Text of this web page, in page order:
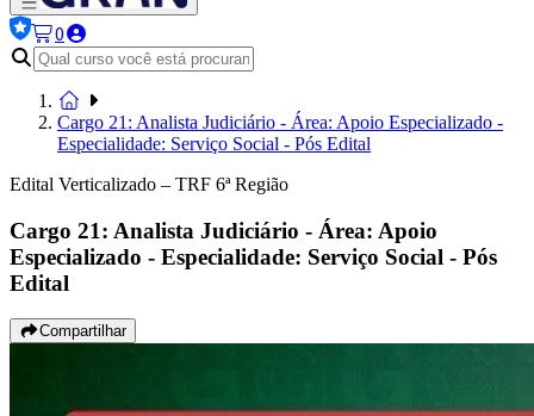
0
Cargo 21: Analista Judiciário - Área: Apoio Especializado -
Especialidade: Serviço Social - Pós Edital
Edital Verticalizado – TRF 6ª Região
Cargo 21: Analista Judiciário - Área: Apoio
Especializado - Especialidade: Serviço Social - Pós
Edital
Compartilhar